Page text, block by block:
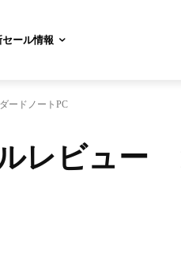
セール情報
ードノートPC
レビュー